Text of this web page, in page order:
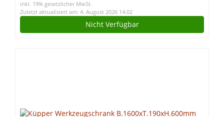
(Multiplex) und Werkzeugwand – Grau
inkl. 19% gesetzlicher MwSt.
Zuletzt aktualisiert am: 4. August 2026 14:02
Nicht Verfügbar